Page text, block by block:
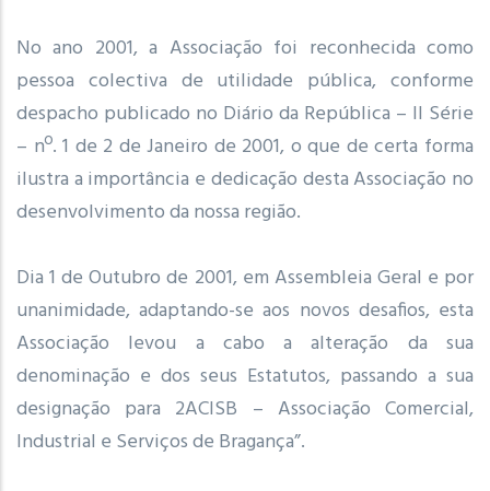
No ano 2001, a Associação foi reconhecida como
pessoa colectiva de utilidade pública, conforme
despacho publicado no Diário da República – II Série
– nº. 1 de 2 de Janeiro de 2001, o que de certa forma
ilustra a importância e dedicação desta Associação no
desenvolvimento da nossa região.
Dia 1 de Outubro de 2001, em Assembleia Geral e por
unanimidade, adaptando-se aos novos desafios, esta
Associação levou a cabo a alteração da sua
denominação e dos seus Estatutos, passando a sua
designação para 2ACISB – Associação Comercial,
Industrial e Serviços de Bragança”.